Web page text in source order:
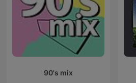
90's mix